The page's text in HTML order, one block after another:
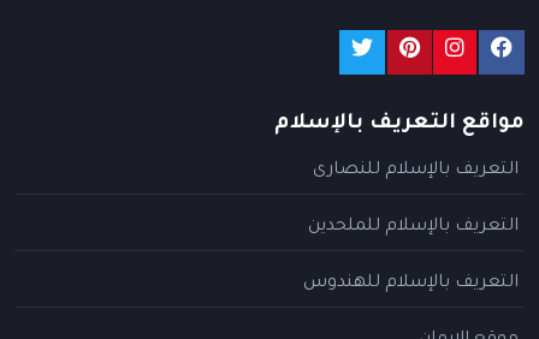
مواقع التعريف بالإسلام
التعريف بالإسلام للنصارى
التعريف بالإسلام للملحدين
التعريف بالإسلام للهندوس